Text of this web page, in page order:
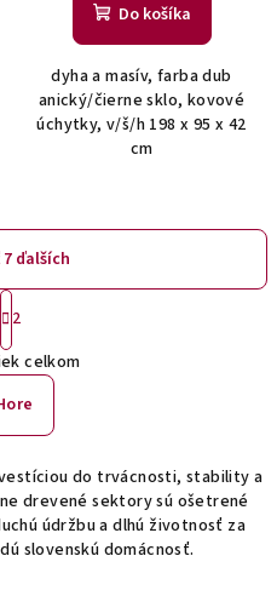
Do košíka
dyha a masív, farba dub
anický/čierne sklo, kovové
úchytky, v/š/h 198 x 95 x 42
cm
O
v
l
á
a
c
i
ďalších
S
t
r
á
n
k
o
a
n
i
e
2
celkom
do trvácnosti, stability a
drevené sektory sú ošetrené
údržbu a dlhú životnosť za
slovenskú domácnosť.